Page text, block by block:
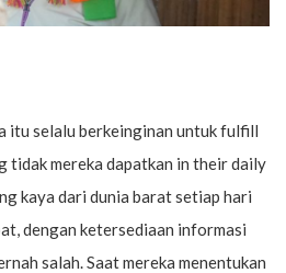
itu selalu berkeinginan untuk fulfill
tidak mereka dapatkan in their daily
kaya dari dunia barat setiap hari
dengan ketersediaan informasi
salah. Saat mereka menentukan